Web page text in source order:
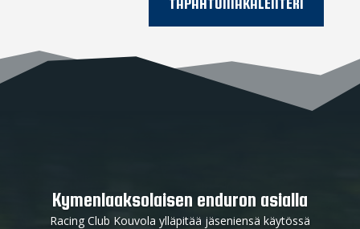
Kymenlaaksolaisen enduron asialla
Racing Club Kouvola ylläpitää jäseniensä käytössä